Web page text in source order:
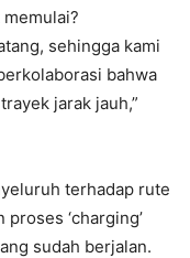
sehingga kami
bahwa
jarak jauh,”
terhadap rute
‘charging’
sudah berjalan.